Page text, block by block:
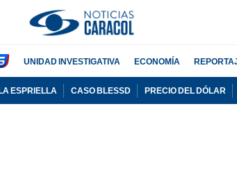
UNIDAD INVESTIGATIVA ECONOMÍA
ESPRIELLA CASO BLESSD PRECIO DEL DÓLAR